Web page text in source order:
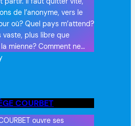
de l’anonyme, vers le
où? Quel pays m’attend?
vaste, plus libre que
mienne? Comment ne…
COURBET
ouvre ses